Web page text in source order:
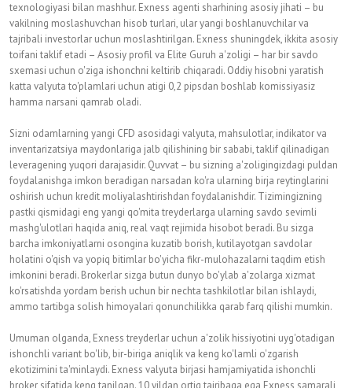
texnologiyasi bilan mashhur. Exness agenti sharhining asosiy jihati – bu
vakilning moslashuvchan hisob turlari, ular yangi boshlanuvchilar va
tajribali investorlar uchun moslashtirilgan. Exness shuningdek, ikkita asosiy
toifani taklif etadi – Asosiy profil va Elite Guruh a'zoligi – har bir savdo
sxemasi uchun o'ziga ishonchni keltirib chiqaradi. Oddiy hisobni yaratish
katta valyuta to'plamlari uchun atigi 0,2 pipsdan boshlab komissiyasiz
hamma narsani qamrab oladi.
Sizni odamlarning yangi CFD asosidagi valyuta, mahsulotlar, indikator va
inventarizatsiya maydonlariga jalb qilishining bir sababi, taklif qilinadigan
leveragening yuqori darajasidir. Quvvat – bu sizning a'zoligingizdagi puldan
foydalanishga imkon beradigan narsadan ko'ra ularning birja reytinglarini
oshirish uchun kredit moliyalashtirishdan foydalanishdir. Tizimingizning
pastki qismidagi eng yangi qo'mita treyderlarga ularning savdo sevimli
mashg'ulotlari haqida aniq, real vaqt rejimida hisobot beradi. Bu sizga
barcha imkoniyatlarni osongina kuzatib borish, kutilayotgan savdolar
holatini o'qish va yopiq bitimlar bo'yicha fikr-mulohazalarni taqdim etish
imkonini beradi. Brokerlar sizga butun dunyo bo'ylab a'zolarga xizmat
ko'rsatishda yordam berish uchun bir nechta tashkilotlar bilan ishlaydi,
ammo tartibga solish himoyalari qonunchilikka qarab farq qilishi mumkin.
Umuman olganda, Exness treyderlar uchun a'zolik hissiyotini uyg'otadigan
ishonchli variant bo'lib, bir-biriga aniqlik va keng ko'lamli o'zgarish
ekotizimini ta'minlaydi. Exness valyuta birjasi hamjamiyatida ishonchli
broker sifatida keng tanilgan. 10 yildan ortiq tajribaga ega Exness samarali